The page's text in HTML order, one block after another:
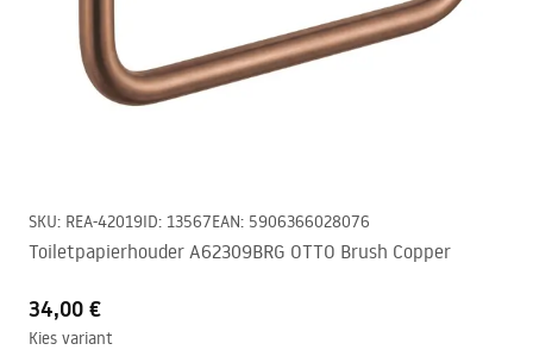
SKU: REA-42019ID: 13567EAN: 5906366028076
Toiletpapierhouder A62309BRG OTTO Brush Copper
34,00 €
Kies variant